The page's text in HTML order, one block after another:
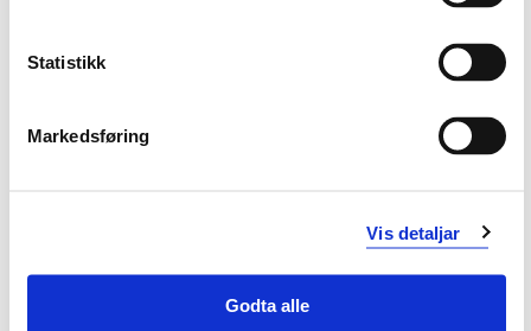
Statistikk
Markedsføring
Vis detaljar
Godta alle
vitenskapsteori, metodelære og forskningsetikk i
undervisning, forsknings- og utviklingsarbeid relatert